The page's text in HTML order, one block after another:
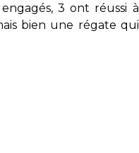
3 ont réussi à
bien une régate qui